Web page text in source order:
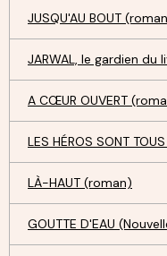
JUSQU'AU BOUT
JARWAL, le gardien du
A CŒUR OUVERT
LES HÉROS SONT
LÀ-HAUT (roman)
GOUTTE D'EAU